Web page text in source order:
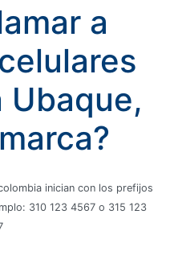
a
Ubaque,
inician con los prefijos
310 123 4567 o 315 123